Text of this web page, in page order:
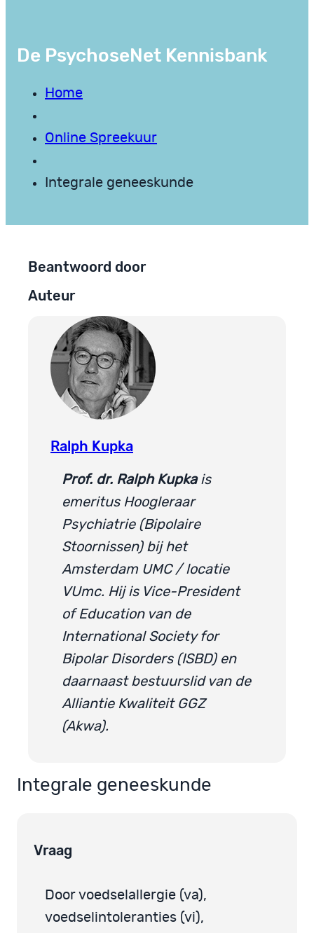
De PsychoseNet Kennisbank
Home
Online Spreekuur
Integrale geneeskunde
Beantwoord door
Auteur
Ralph Kupka
Prof. dr. Ralph Kupkais
emeritus Hoogleraar
Psychiatrie (Bipolaire
Stoornissen) bij het
Amsterdam UMC / locatie
VUmc. Hij is Vice-President
of Education van de
International Society for
Bipolar Disorders (ISBD) en
daarnaast bestuurslid van de
Alliantie Kwaliteit GGZ
(Akwa).
Integrale geneeskunde
Vraag
Door voedselallergie (va),
voedselintoleranties (vi),